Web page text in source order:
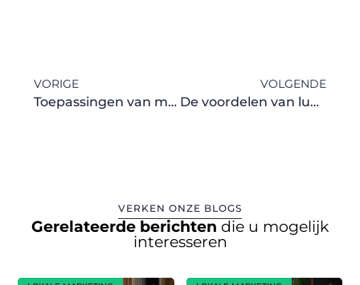
VORIGE
Toepassingen van metaalbewerkingsmachines in verschillende industrieën
VOLGENDE
De voordelen van luxe vliegtickets voor jouw volgende reis
VERKEN ONZE BLOGS
Gerelateerde berichten die u mogelijk
interesseren